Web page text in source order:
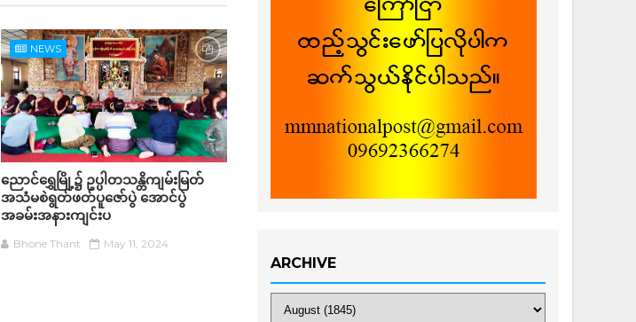
NEWS
ညောင်ရွှေမြို့၌ ဥပ္ပါတသန္တိကျမ်းမြတ်
အသံမစဲရွတ်ဖတ်ပူဇော်ပွဲ အောင်ပွဲ
အခမ်းအနားကျင်းပ
Bhone Thant May 11, 2024
ARCHIVE